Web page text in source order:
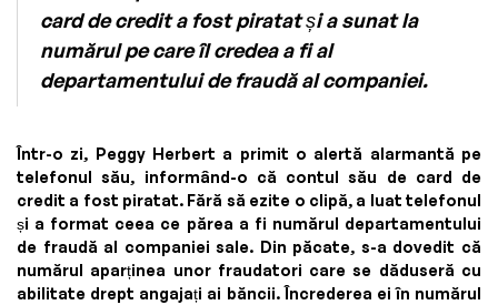
card de credit a fost piratat și a sunat la
numărul pe care îl credea a fi al
departamentului de fraudă al companiei.
Într-o zi, Peggy Herbert a primit o alertă alarmantă pe
telefonul său, informând-o că contul său de card de
credit a fost piratat. Fără să ezite o clipă, a luat telefonul
și a format ceea ce părea a fi numărul departamentului
de fraudă al companiei sale. Din păcate, s-a dovedit că
numărul aparținea unor fraudatori care se dăduseră cu
abilitate drept angajați ai băncii. Încrederea ei în numărul